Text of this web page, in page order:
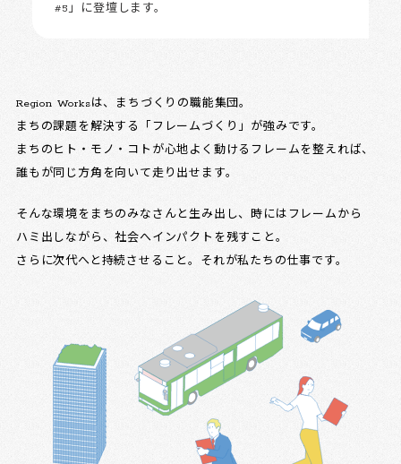
#5」に登壇します。
Region Worksは、まちづくりの職能集団。
まちの課題を解決する「フレームづくり」が強みです。
まちのヒト・モノ・コトが心地よく動けるフレームを整えれば、
誰もが同じ方角を向いて走り出せます。
そんな環境をまちのみなさんと生み出し、時にはフレームから
ハミ出しながら、社会へインパクトを残すこと。
さらに次代へと持続させること。それが私たちの仕事です。